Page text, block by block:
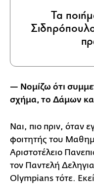
Τα
— Νομίζω ότι
σχήμα, το Δάμων
Ναι, πιο πριν, όταν
φοιτητής του
Αριστοτέλειο
τον Παντελή
Olympians τότε.